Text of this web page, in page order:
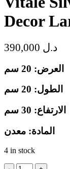
Decor
د.ل
العرض: 20 سم
الطول: 20 سم
الارتفاع: 30 سم
المادة: معدن
4 in stock